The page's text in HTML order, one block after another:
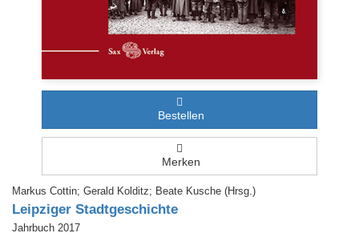
Bestellen
Merken
Markus Cottin; Gerald Kolditz; Beate Kusche (Hrsg.)
Leipziger Stadtgeschichte
Jahrbuch 2017